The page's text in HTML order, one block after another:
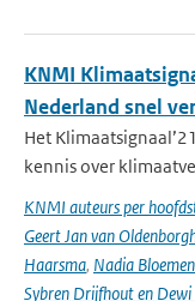
KNMI
Nederland snel
Het
kennis over
KNMI auteurs per
Geert Jan van
Haarsma, Nadia
Sybren Drijfhout en